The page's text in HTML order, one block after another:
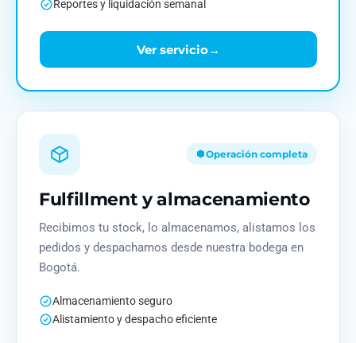
Reportes y liquidación semanal
Ver servicio→
Operación completa
Fulfillment y almacenamiento
Recibimos tu stock, lo almacenamos, alistamos los
pedidos y despachamos desde nuestra bodega en
Bogotá.
Almacenamiento seguro
Alistamiento y despacho eficiente